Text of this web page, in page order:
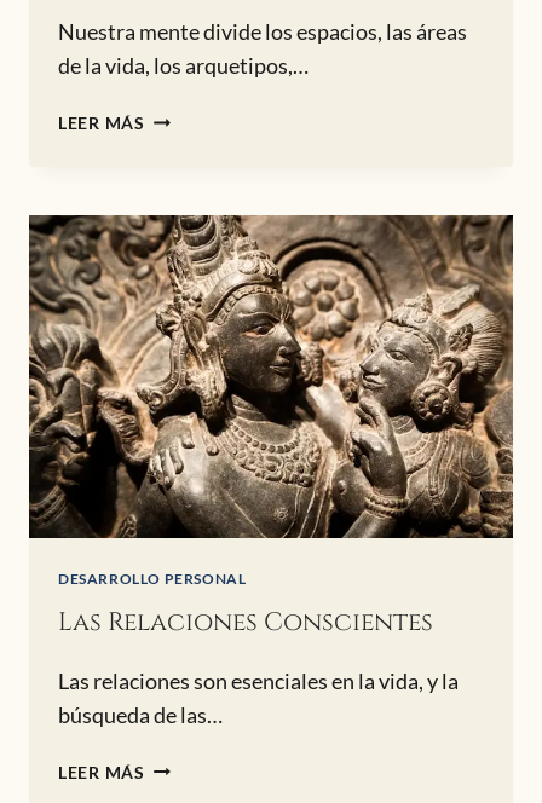
Nuestra mente divide los espacios, las áreas
de la vida, los arquetipos,…
LEER MÁS LA
AGREGADOS
DESARROLLO PERSONAL
Las Relaciones Conscientes
Las relaciones son esenciales en la vida, y la
búsqueda de las…
LEER MÁS LAS